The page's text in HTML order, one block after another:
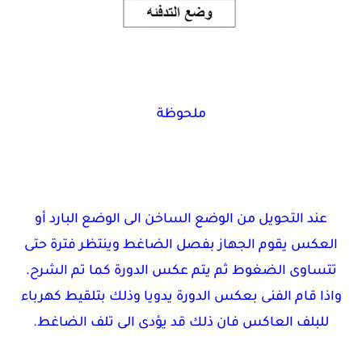
ملحوظة
عند التحويل من الوضع الساخن الى الوضع البارد أو
العكس يقوم الجهاز بفصل الضاغط وينتظر فترة حتى
تتساوى الضغوط ثم يتم عكس الدورة كما تم الشرح.
واذا قام الفنى بعكس الدورة يدويا وذلك بتلقيط كهرباء
للبلف العاكس فان ذلك قد يؤدى الى تلف الضاغط.